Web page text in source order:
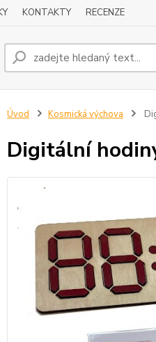
KONTAKTY RECENZE
Úvod Kosmická výchova
Digitální